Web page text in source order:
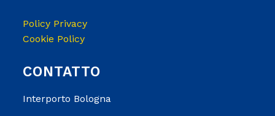
Policy Privacy
Cookie Policy
CONTATTO
Interporto Bologna